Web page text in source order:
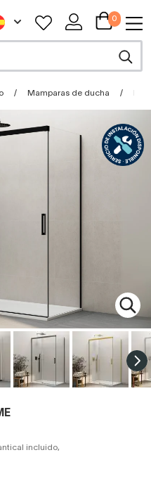
0
Mamparas de ducha
incluido,